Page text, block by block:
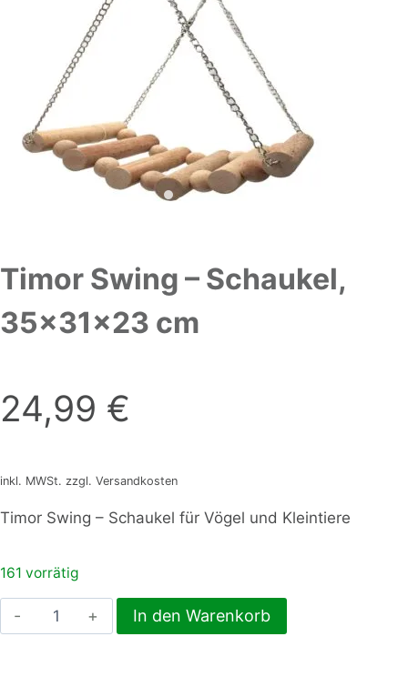
Timor Swing – Schaukel,
35x31x23 cm
24,99 €
inkl. MWSt. zzgl. Versandkosten
Timor Swing – Schaukel für Vögel und Kleintiere
161 vorrätig
Timor
Swing
In den Warenkorb